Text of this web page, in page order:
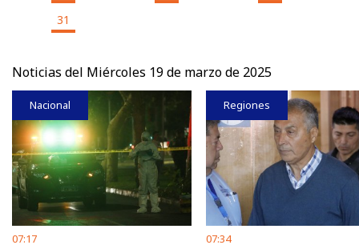
31
Noticias del Miércoles 19 de marzo de 2025
Nacional
07:17
Regiones
07:34